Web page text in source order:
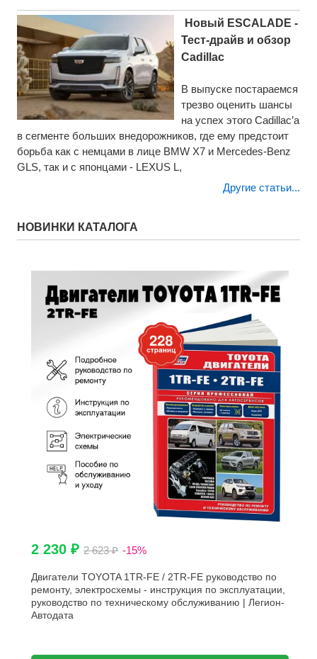
Новый ESCALADE -
Тест-драйв и обзор
Cadillac
В выпуске постараемся
трезво оценить шансы
на успех этого Cadillac’а
в сегменте больших внедорожников, где ему предстоит
борьба как с немцами в лице BMW X7 и Mercedes-Benz
GLS, так и с японцами - LEXUS L,
Другие статьи...
НОВИНКИ КАТАЛОГА
2 230 ₽ 2 623 ₽ -15%
Двигатели TOYOTA 1TR-FE / 2TR-FE руководство по
ремонту, электросхемы - инструкция по эксплуатации,
руководство по техническому обслуживанию | Легион-
Aвтодата